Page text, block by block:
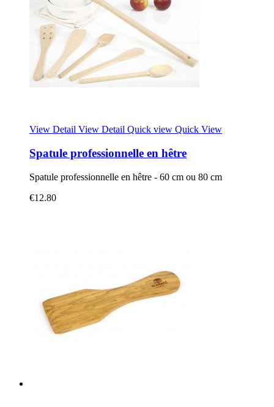
View Detail View Detail Quick view Quick View
Spatule professionnelle en hêtre
Spatule professionnelle en hêtre - 60 cm ou 80 cm
€12.80